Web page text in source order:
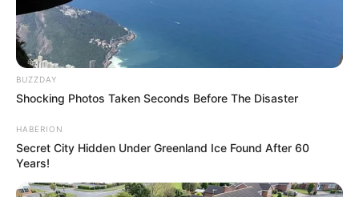
BUZZDAY
Shocking Photos Taken Seconds Before The Disaster
HABERION
Secret City Hidden Under Greenland Ice Found After 60
Years!